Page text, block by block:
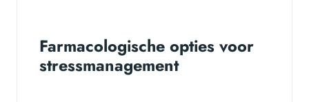
Farmacologische opties voor
stressmanagement